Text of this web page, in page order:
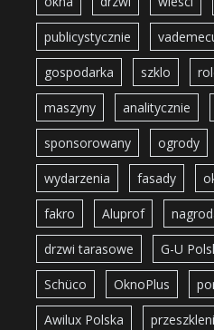
publicystycznie
gospodarka szklo
maszyny analitycznie
sponsorowany ogrody
wydarzenia fasady
fakro Aluprof
drzwi tarasowe G-U
Schüco OknoPlus
Awilux Polska